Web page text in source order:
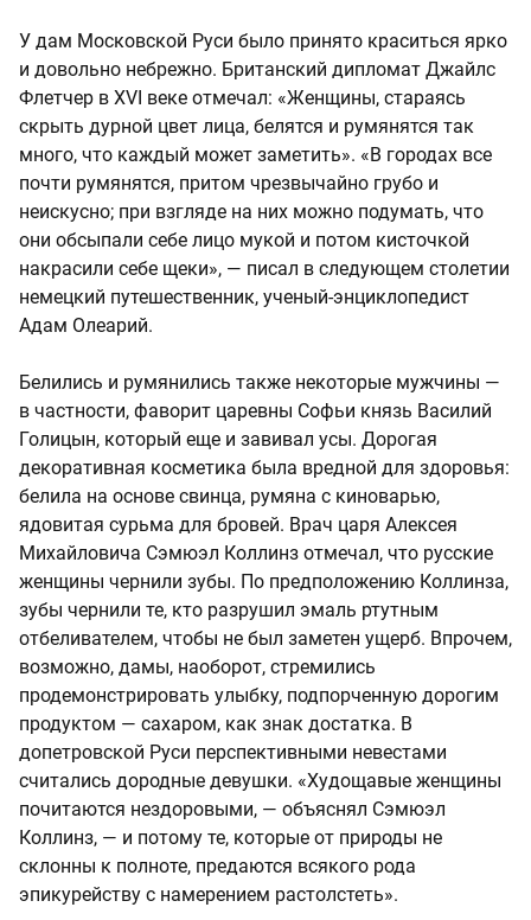
У дам Московской Руси было принято краситься ярко
и довольно небрежно. Британский дипломат Джайлс
Флетчер в XVI веке отмечал: «Женщины, стараясь
скрыть дурной цвет лица, белятся и румянятся так
много, что каждый может заметить». «В городах все
почти румянятся, притом чрезвычайно грубо и
неискусно; при взгляде на них можно подумать, что
они обсыпали себе лицо мукой и потом кисточкой
накрасили себе щеки», — писал в следующем столетии
немецкий путешественник, ученый-энциклопедист
Адам Олеарий.
Белились и румянились также некоторые мужчины —
в частности, фаворит царевны Софьи князь Василий
Голицын, который еще и завивал усы. Дорогая
декоративная косметика была вредной для здоровья:
белила на основе свинца, румяна с киноварью,
ядовитая сурьма для бровей. Врач царя Алексея
Михайловича Сэмюэл Коллинз отмечал, что русские
женщины чернили зубы. По предположению Коллинза,
зубы чернили те, кто разрушил эмаль ртутным
отбеливателем, чтобы не был заметен ущерб. Впрочем,
возможно, дамы, наоборот, стремились
продемонстрировать улыбку, подпорченную дорогим
продуктом — сахаром, как знак достатка. В
допетровской Руси перспективными невестами
считались дородные девушки. «Худощавые женщины
почитаются нездоровыми, — объяснял Сэмюэл
Коллинз, — и потому те, которые от природы не
склонны к полноте, предаются всякого рода
эпикурейству с намерением растолстеть».